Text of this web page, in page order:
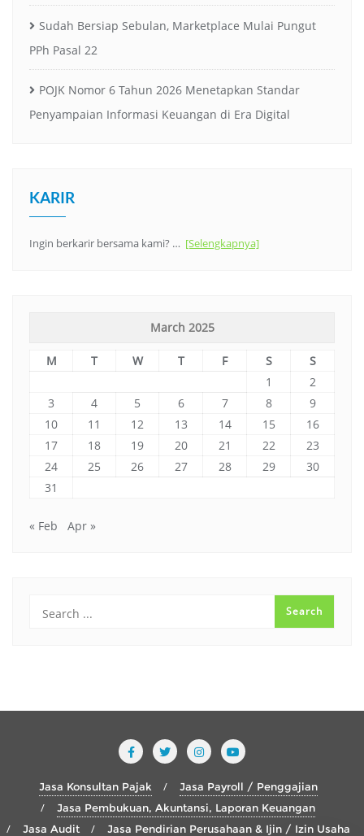
Sudah Bersiap Sebulan, Marketplace Mulai Pungut
PPh Pasal 22
POJK Nomor 6 Tahun 2026 Menetapkan Standar
Penyampaian Informasi Keuangan di Era Digital
KARIR
Ingin berkarir bersama kami? … [Selengkapnya]
March 2025
M T W T F S
S
1
2
3
4 5 6 7 8
9
10
11 12 13 14 15
16
17
18 19 20 21 22
23
24
25 26 27 28 29
30
31
« Feb Apr »
Jasa Konsultan Pajak
Jasa Payroll / Penggajian
Jasa Pembukuan, Akuntansi, Laporan Keuangan
Jasa Audit
Jasa Pendirian Perusahaan & Ijin / Izin Usaha